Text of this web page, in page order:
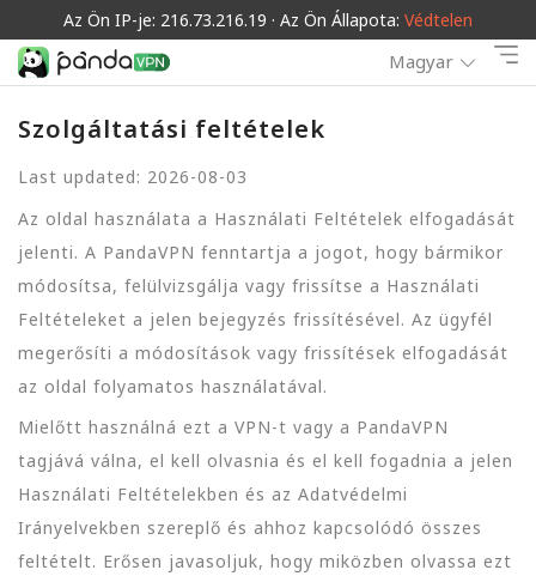
Az Ön IP-je: 216.73.216.19 · Az Ön Állapota: Védtelen
Magyar
Szolgáltatási feltételek
Last updated: 2026-08-03
Az oldal használata a Használati Feltételek elfogadását
jelenti. A PandaVPN fenntartja a jogot, hogy bármikor
módosítsa, felülvizsgálja vagy frissítse a Használati
Feltételeket a jelen bejegyzés frissítésével. Az ügyfél
megerősíti a módosítások vagy frissítések elfogadását
az oldal folyamatos használatával.
Mielőtt használná ezt a VPN-t vagy a PandaVPN
tagjává válna, el kell olvasnia és el kell fogadnia a jelen
Használati Feltételekben és az Adatvédelmi
Irányelvekben szereplő és ahhoz kapcsolódó összes
feltételt. Erősen javasoljuk, hogy miközben olvassa ezt